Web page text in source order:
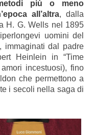
più o meno
all’altra, dalla
H. G. Wells nel 1895
uomini del
immaginati dal padre
Heinlein in “Time
incestuosi), fino
che permettono a
i secoli nella saga di